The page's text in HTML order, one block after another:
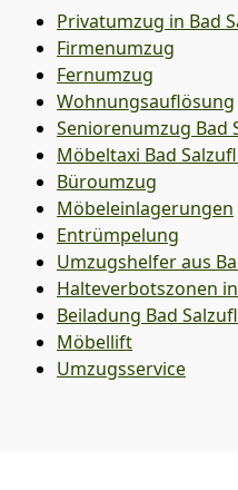
Privatumzug in Bad
Firmenumzug
Fernumzug
Wohnungsauflösung
Seniorenumzug Bad
Möbeltaxi Bad
Büroumzug
Möbeleinlagerungen
Entrümpelung
Umzugshelfer aus
Halteverbotszonen
Beiladung Bad
Möbellift
Umzugsservice